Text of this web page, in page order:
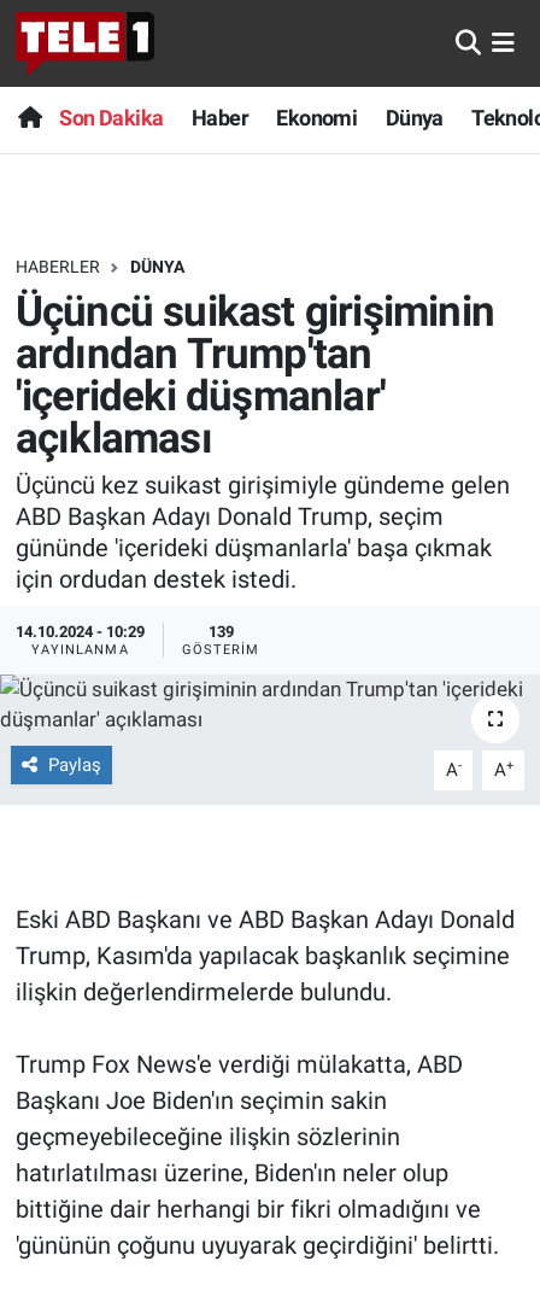
Son Dakika Haber Ekonomi Dünya
HABERLER DÜNYA
Üçüncü suikast girişiminin
ardından Trump'tan
'içerideki düşmanlar'
açıklaması
Üçüncü kez suikast girişimiyle gündeme gelen
ABD Başkan Adayı Donald Trump, seçim
gününde 'içerideki düşmanlarla' başa çıkmak
için ordudan destek istedi.
14.10.2024 - 10:29
YAYINLANMA
139
GÖSTERIM
Paylaş A- A+
Eski ABD Başkanı ve ABD Başkan Adayı Donald
Trump, Kasım'da yapılacak başkanlık seçimine
ilişkin değerlendirmelerde bulundu.
Trump Fox News'e verdiği mülakatta, ABD
Başkanı Joe Biden'ın seçimin sakin
geçmeyebileceğine ilişkin sözlerinin
hatırlatılması üzerine, Biden'ın neler olup
bittiğine dair herhangi bir fikri olmadığını ve
'gününün çoğunu uyuyarak geçirdiğini' belirtti.
Anında Manşet
Başka Sohbetler
Bilim turu
Bilim ve Teknoloji Evreni
Doğa Konuşuyor
Dünya
Ege Saati
Ege'den Esintiler
Eğitim
Eğlence
Ekonomi
Gün Başlıyor
Gün Ortası
Gündem Özel
Günün görüntüsü
Haber
Son Dakika
Haber
Dünya
Teknoloji
Sağlık
Spor
Yayın Akışı
İletişim
Nöbetçi Eczaneler
Hava Durumu
Trafik Durumu
Süper Lig Puan Durumu ve Fikstür
Tüm Manşetler
Son Dakika Haberleri
Haber Arşivi